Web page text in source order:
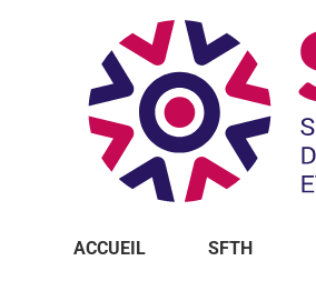
ACCUEIL SFTH